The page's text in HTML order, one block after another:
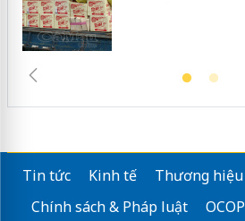
Tin tức Kinh tế Thương hiệu
Chính sách & Pháp luật
OCOP